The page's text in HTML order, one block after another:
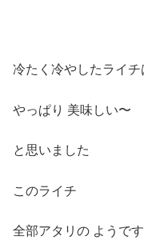
冷たく冷やしたライチ
やっぱり 美味しい〜
と思いました
このライチ
全部アタリの ようです